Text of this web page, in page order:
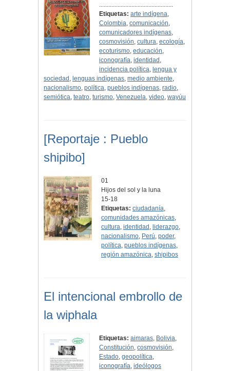
................................................
Etiquetas: arte indígena,
Colombia,comunicación,
comunicadores indígenas,
cosmovisión,cultura,ecología,
ecoturismo,educación,
iconografía,identidad ,
incidencia política, lengua y
sociedad , lenguas indígenas, medio ambiente,
nacionalismo, política, pueblos indígenas, radio,
semiótica, teatro, turismo, Venezuela, video, wayúu
[Reportaje : Pueblo
shipibo]
01
Hijos del sol y la luna
15-18
Etiquetas: ciudadanía,
comunidades amazónicas,
cultura, identidad , liderazgo,
nacionalismo, Perú, poder,
política, pueblos indígenas,
región amazónica, shipibos
El intencional embrollo de
la wiphala
Etiquetas: aimaras, Bolivia,
Constitución,cosmovisión,
Estado,geopolítica,
iconografía,ideólogos